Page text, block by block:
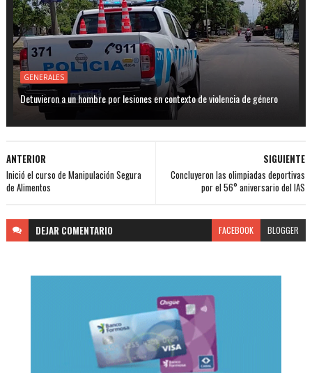
GENERALES
Detuvieron a un hombre por lesiones en contexto de violencia de género
SIGUIENTE
Concluyeron las olimpiadas deportivas
por el 56° aniversario del IAS
ANTERIOR
Inició el curso de Manipulación Segura
de Alimentos
DEJAR COMENTARIO FACEBOOK BLOGGER